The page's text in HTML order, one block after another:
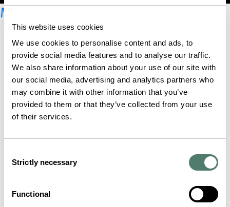
This website uses cookies
We use cookies to personalise content and ads, to
provide social media features and to analyse our traffic.
We also share information about your use of our site with
our social media, advertising and analytics partners who
may combine it with other information that you’ve
provided to them or that they’ve collected from your use
of their services.
Selection
Strictly necessary
Functional
MyAccount